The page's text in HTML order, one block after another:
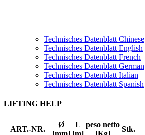
Technisches Datenblatt Chinese
Technisches Datenblatt English
Technisches Datenblatt French
Technisches Datenblatt German
Technisches Datenblatt Italian
Technisches Datenblatt Spanish
LIFTING HELP
ART.-NR.
Ø
L
peso netto
Stk.